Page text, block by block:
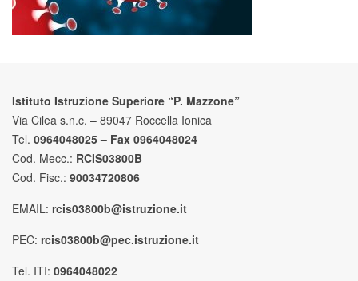
Istituto Istruzione Superiore “P. Mazzone”
Via Cilea s.n.c. – 89047 Roccella Ionica
Tel. 0964048025 – Fax 0964048024
Cod. Mecc.: RCIS03800B
Cod. Fisc.: 90034720806
EMAIL: rcis03800b@istruzione.it
PEC: rcis03800b@pec.istruzione.it
Tel. ITI: 0964048022